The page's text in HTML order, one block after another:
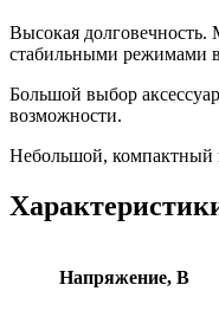
Высокая
стабильными режимами
Большой выбор
возможности.
Небольшой, компактный
Напряжение, В